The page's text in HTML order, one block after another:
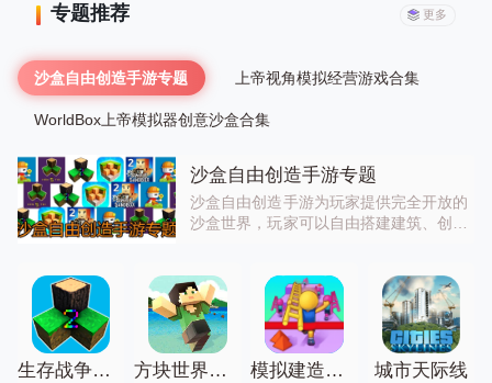
专题推荐 更多
沙盒自由创造手游专题 上帝视角模拟经营游戏合集
WorldBox上帝模拟器创意沙盒合集
沙盒自由创造手游专题
沙盒自由创造手游为玩家提供完全开放的
沙盒世界，玩家可以自由搭建建筑、创造
小镇、模拟荒野生存，还是创造专属模
组，都能尽情发挥创意，玩法高度自由，
适合喜爱创造、发挥想象力的玩家。感兴
趣的话，就来下载试试看吧！
生存战争野人岛联机版 方块世界建造 模拟建造世界 城市天际线